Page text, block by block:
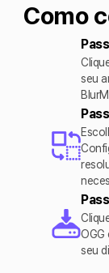
Como
seu
OGG
seu